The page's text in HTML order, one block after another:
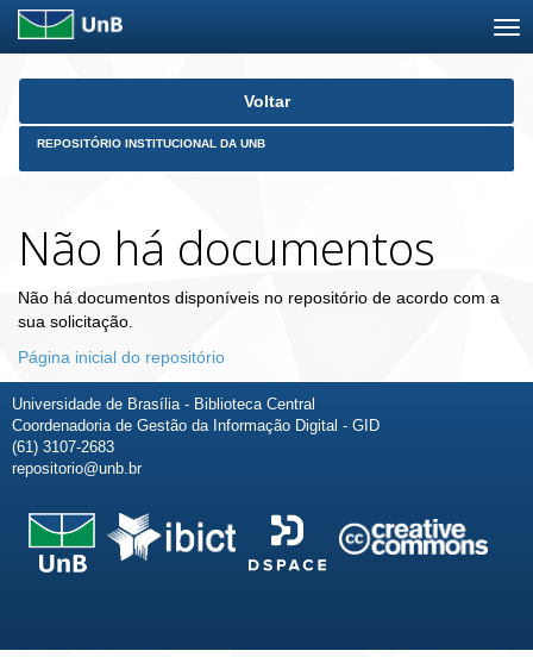
Skip
Voltar
REPOSITÓRIO INSTITUCIONAL DA UNB
Não há documentos
Não há documentos disponíveis no repositório de acordo com a
sua solicitação.
Página inicial do repositório
Universidade de Brasília - Biblioteca Central
Coordenadoria de Gestão da Informação Digital - GID
(61) 3107-2683
repositorio@unb.br